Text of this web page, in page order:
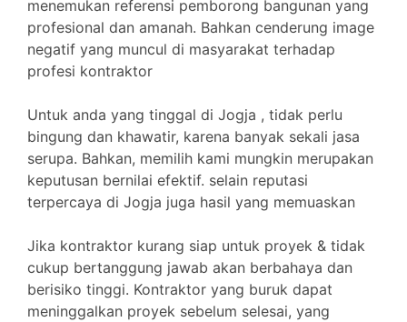
menemukan referensi pemborong bangunan yang
profesional dan amanah. Bahkan cenderung image
negatif yang muncul di masyarakat terhadap
profesi kontraktor
Untuk anda yang tinggal di Jogja , tidak perlu
bingung dan khawatir, karena banyak sekali jasa
serupa. Bahkan, memilih kami mungkin merupakan
keputusan bernilai efektif. selain reputasi
terpercaya di Jogja juga hasil yang memuaskan
Jika kontraktor kurang siap untuk proyek & tidak
cukup bertanggung jawab akan berbahaya dan
berisiko tinggi. Kontraktor yang buruk dapat
meninggalkan proyek sebelum selesai, yang